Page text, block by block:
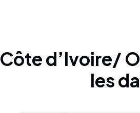
Côte d’Ivoire/
les